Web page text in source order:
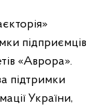
підприємців
«Аврора».
підтримки
України,